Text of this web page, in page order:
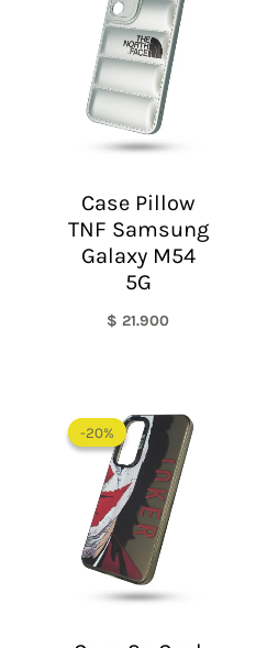
Case Pillow
TNF Samsung
Galaxy M54
5G
$ 21.900
-20%
-20%
precio
original
era:
$ 60.000.